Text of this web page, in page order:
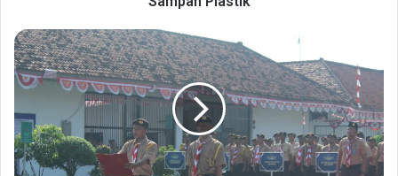
a
j
i
H
m
a
P
e
r
e
m
a
h